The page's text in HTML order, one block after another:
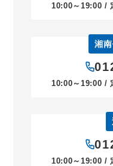
10:00～19:00 /
湘
10:00～19:00 /
10:00～19:00 /